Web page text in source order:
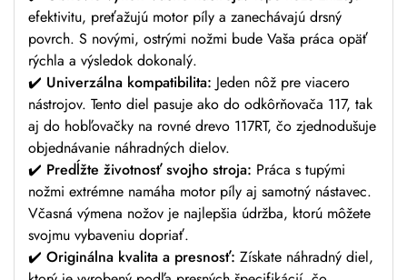
efektivitu, preťažujú motor píly a zanechávajú drsný
povrch. S novými, ostrými nožmi bude Vaša práca opäť
rýchla a výsledok dokonalý.
✔️ Univerzálna kompatibilita: Jeden nôž pre viacero
nástrojov. Tento diel pasuje ako do odkôrňovača 117, tak
aj do hobľovačky na rovné drevo 117RT, čo zjednodušuje
objednávanie náhradných dielov.
✔️ Predĺžte životnosť svojho stroja: Práca s tupými
nožmi extrémne namáha motor píly aj samotný nástavec.
Včasná výmena nožov je najlepšia údržba, ktorú môžete
svojmu vybaveniu dopriať.
✔️ Originálna kvalita a presnosť: Získate náhradný diel,